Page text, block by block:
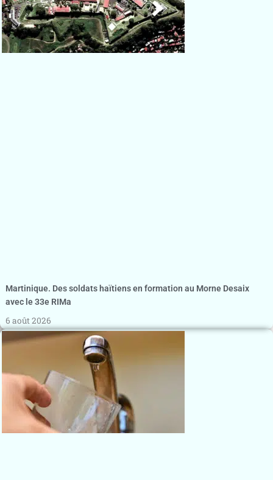
Martinique. Des soldats haïtiens en formation au Morne Desaix
avec le 33e RIMa
6 août 2026